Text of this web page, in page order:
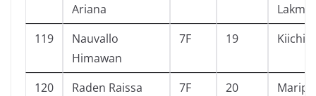
Ariana
119
Nauvallo
Himawan
7F 19
120
Raden Raissa
7F 20